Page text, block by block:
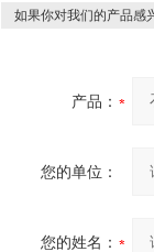
如果你对我们的产品感
产品：
您的单位：
您的姓名：